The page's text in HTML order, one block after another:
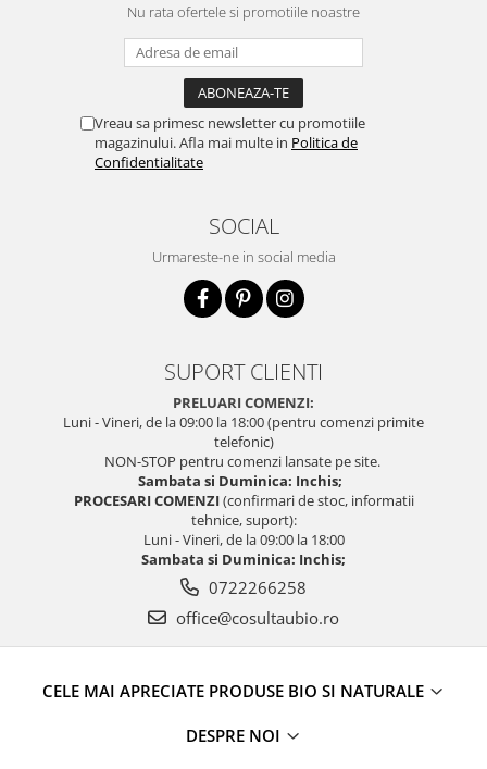
Nu rata ofertele si promotiile noastre
Vreau sa primesc newsletter cu promotiile
magazinului. Afla mai multe in Politica de
Confidentialitate
SOCIAL
Urmareste-ne in social media
SUPORT CLIENTI
PRELUARI COMENZI:
Luni - Vineri, de la 09:00 la 18:00 (pentru comenzi primite
telefonic)
NON-STOP pentru comenzi lansate pe site.
Sambata si Duminica: Inchis;
PROCESARI COMENZI(confirmari de stoc, informatii
tehnice, suport):
Luni - Vineri, de la 09:00 la 18:00
Sambata si Duminica: Inchis;
0722266258
office@cosultaubio.ro
CELE MAI APRECIATE PRODUSE BIO SI NATURALE
DESPRE NOI